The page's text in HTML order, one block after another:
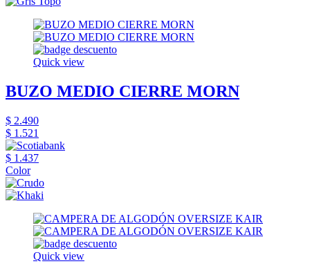
Quick view
BUZO MEDIO CIERRE MORN
$ 2.490
$ 1.521
$ 1.437
Color
Quick view